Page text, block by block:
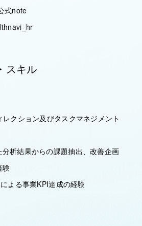
式note
スキル
クション及びタスクマネジメント
析結果からの課題抽出、改善企画
験
よる事業KPI達成の経験